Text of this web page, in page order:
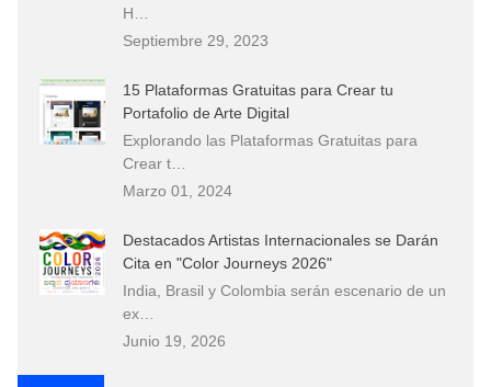
H…
Septiembre 29, 2023
15 Plataformas Gratuitas para Crear tu
Portafolio de Arte Digital
Explorando las Plataformas Gratuitas para
Crear t…
Marzo 01, 2024
Destacados Artistas Internacionales se Darán
Cita en "Color Journeys 2026"
India, Brasil y Colombia serán escenario de un
ex…
Junio 19, 2026